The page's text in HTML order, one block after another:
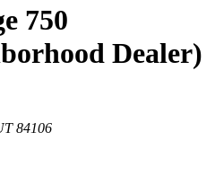
750
Dealer)
84106